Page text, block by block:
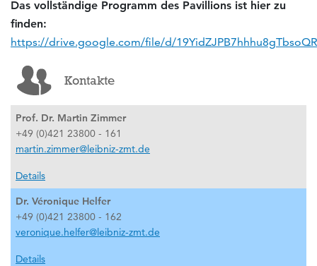
Das vollständige Programm des Pavillions ist hier zu
finden:
https://drive.google.com/file/d/
Kontakte
Prof. Dr. Martin Zimmer
+49 (0)421 23800 - 161
martin.zimmer@leibniz-zmt.de
Details
Dr. Véronique Helfer
+49 (0)421 23800 - 162
veronique.helfer@leibniz-zmt.de
Details